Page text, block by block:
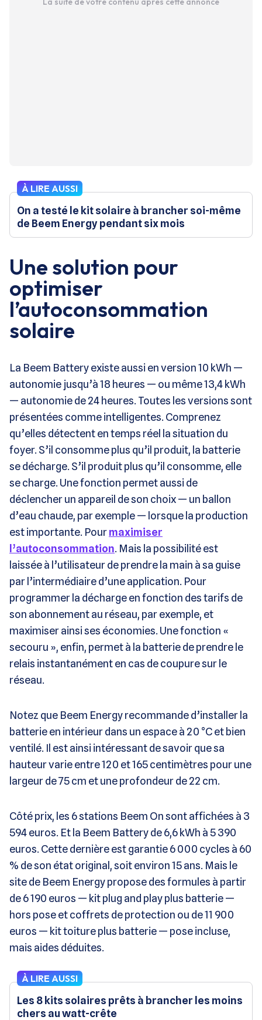
À LIRE AUSSI
On a testé le kit solaire à brancher soi-même
de Beem Energy pendant six mois
Une solution pour
optimiser
l’autoconsommation
solaire
La Beem Battery existe aussi en version 10 kWh —
autonomie jusqu’à 18 heures — ou même 13,4 kWh
— autonomie de 24 heures. Toutes les versions sont
présentées comme intelligentes. Comprenez
qu’elles détectent en temps réel la situation du
foyer. S’il consomme plus qu’il produit, la batterie
se décharge. S’il produit plus qu’il consomme, elle
se charge. Une fonction permet aussi de
déclencher un appareil de son choix — un ballon
d’eau chaude, par exemple — lorsque la production
est importante. Pourmaximiser
l’autoconsommation. Mais la possibilité est
laissée à l’utilisateur de prendre la main à sa guise
par l’intermédiaire d’une application. Pour
programmer la décharge en fonction des tarifs de
son abonnement au réseau, par exemple, et
maximiser ainsi ses économies. Une fonction «
secouru », enfin, permet à la batterie de prendre le
relais instantanément en cas de coupure sur le
réseau.
Notez que Beem Energy recommande d’installer la
batterie en intérieur dans un espace à 20 °C et bien
ventilé. Il est ainsi intéressant de savoir que sa
hauteur varie entre 120 et 165 centimètres pour une
largeur de 75 cm et une profondeur de 22 cm.
Côté prix, les 6 stations Beem On sont affichées à 3
594 euros. Et la Beem Battery de 6,6 kWh à 5 390
euros. Cette dernière est garantie 6 000 cycles à 60
% de son état original, soit environ 15 ans. Mais le
site de Beem Energy propose des formules à partir
de 6 190 euros — kit plug and play plus batterie —
hors pose et coffrets de protection ou de 11 900
euros — kit toiture plus batterie — pose incluse,
mais aides déduites.
À LIRE AUSSI
Les 8 kits solaires prêts à brancher les moins
chers au watt-crête